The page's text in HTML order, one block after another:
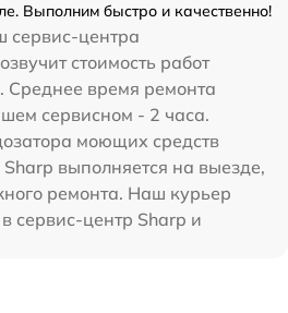
Выполним быстро и качественно!
сервис-центра
стоимость работ
время ремонта
сервисном - 2 часа.
моющих средств
выполняется на выезде,
ремонта. Наш курьер
сервис-центр Sharp и